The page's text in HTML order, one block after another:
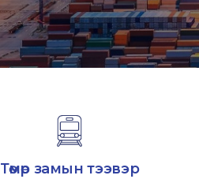
Төмөр замын тээвэр